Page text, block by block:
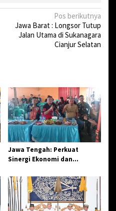
Pos berikutnya
Jawa Barat : Longsor Tutup
Jalan Utama di Sukanagara
Cianjur Selatan
Jawa Tengah: Perkuat
Sinergi Ekonomi dan
Jangkar Gelar Halal Bi Halal
di Losari